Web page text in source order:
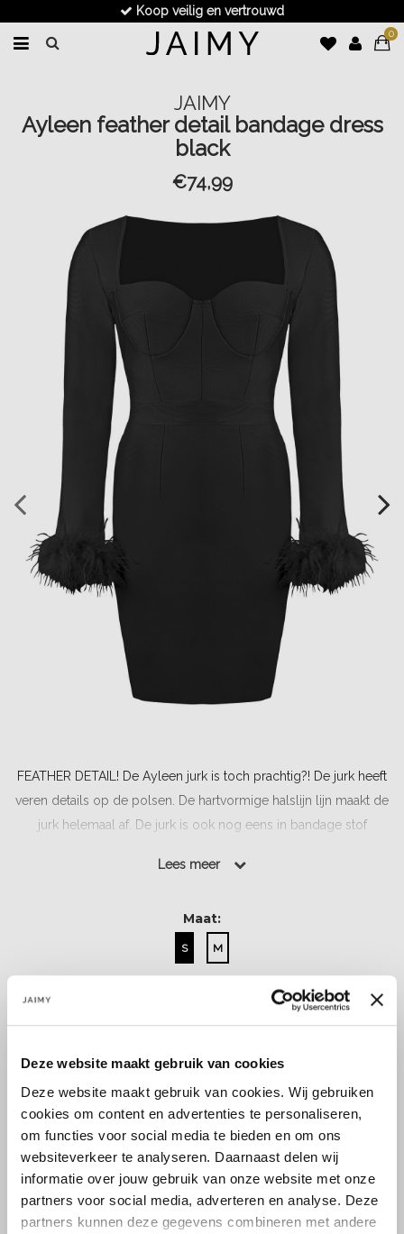
Deze website maakt gebruik van cookies
Deze website maakt gebruik van cookies. Wij gebruiken
cookies om content en advertenties te personaliseren,
om functies voor social media te bieden en om ons
websiteverkeer te analyseren. Daarnaast delen wij
informatie over jouw gebruik van onze website met onze
partners voor social media, adverteren en analyse. Deze
partners kunnen deze gegevens combineren met andere
Koop veilig en vertrouwd
0
JAIMY
Ayleen feather detail bandage dress
black
€74,99
FEATHER DETAIL! De Ayleen jurk is toch prachtig?! De jurk heeft
veren details op de polsen. De hartvormige halslijn lijn maakt de
jurk helemaal af. De jurk is ook nog eens in bandage stof
Lees meer
Lees meer
Maat:
S M
Size guide Verzenden & retourneren